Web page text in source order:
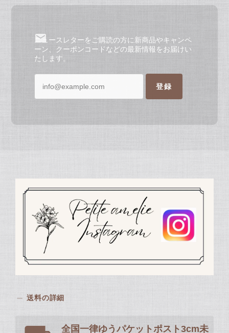
ニュースレターをご購読の方に新商品やキャンペ
ーン、クーポンコードなどの最新情報をお届けい
たします。
登録
送料の詳細
全国一律ゆうパケットポスト3cm未